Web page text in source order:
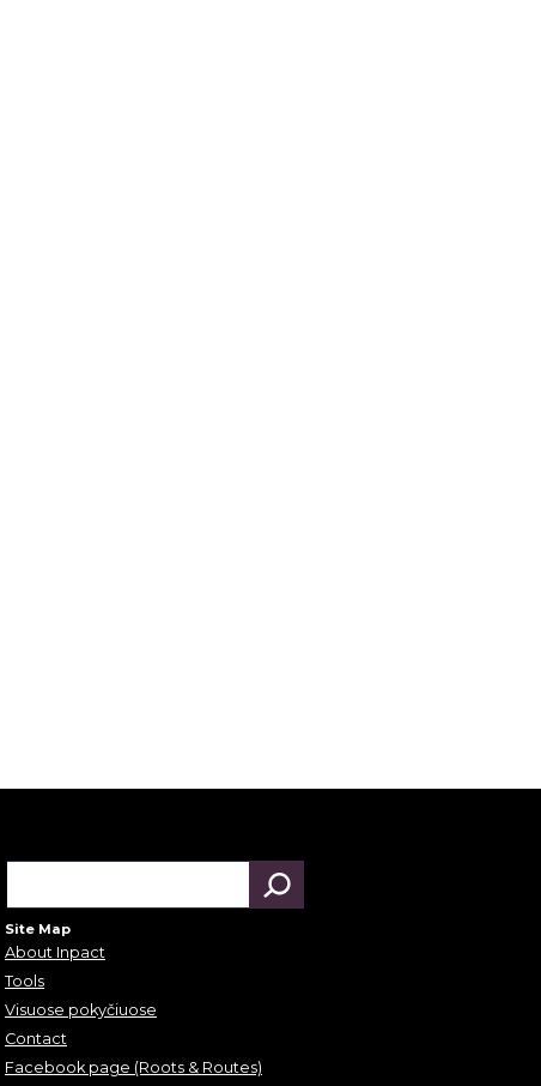
Site Map
About Inpact
Tools
Visuose pokyčiuose
Contact
Facebook page (Roots & Routes)